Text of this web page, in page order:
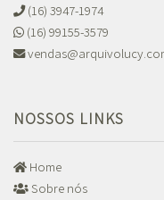
(16) 3947-1974
(16) 99155-3579
NOSSOS LINKS
Home
Sobre nós